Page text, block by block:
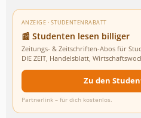
ANZEIGE · STUDENTENRABATT
📰 Studenten lesen billiger
Zeitungs- & Zeitschriften-Abos für
DIE ZEIT, Handelsblatt,
Zu den
Partnerlink – für dich kostenlos.